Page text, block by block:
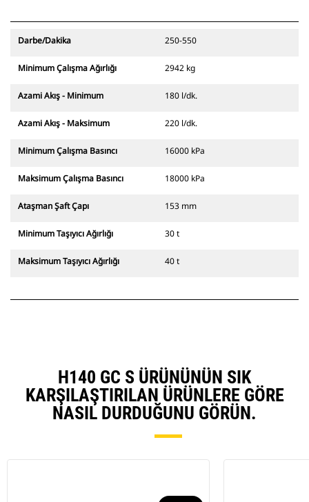
Darbe/Dakika 250-550
Minimum Çalışma Ağırlığı 2942 kg
Azami Akış - Minimum 180 l/dk.
Azami Akış - Maksimum 220 l/dk.
Minimum Çalışma Basıncı 16000 kPa
Maksimum Çalışma Basıncı 18000 kPa
Ataşman Şaft Çapı 153 mm
Minimum Taşıyıcı Ağırlığı 30 t
Maksimum Taşıyıcı Ağırlığı 40 t
H140 GC S ÜRÜNÜNÜN SIK
KARŞILAŞTIRILAN ÜRÜNLERE GÖRE
NASIL DURDUĞUNU GÖRÜN.